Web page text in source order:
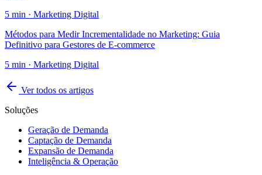
5 min · Marketing Digital
Métodos para Medir Incrementalidade no Marketing: Guia
Definitivo para Gestores de E-commerce
5 min · Marketing Digital
Ver todos os artigos
Soluções
Geração de Demanda
Captação de Demanda
Expansão de Demanda
Inteligência & Operação